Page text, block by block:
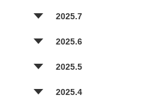
2025.7
2025.6
2025.5
2025.4